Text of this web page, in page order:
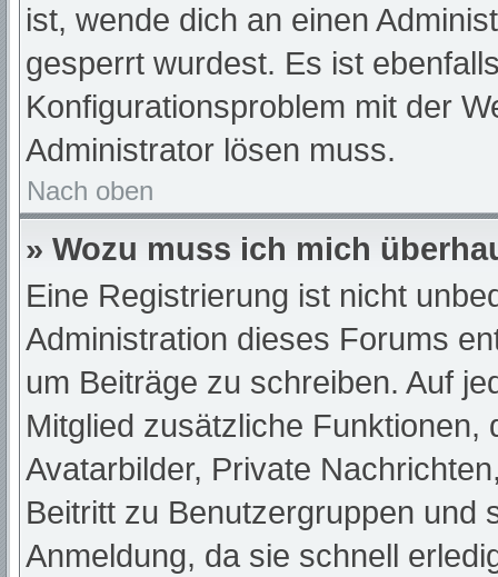
ist, wende dich an einen
gesperrt wurdest. Es ist
Konfigurationsproblem mit der
Administrator lösen muss.
Nach oben
» Wozu muss ich mich
Eine Registrierung ist nicht
Administration dieses Forums
um Beiträge zu schreiben. Auf
Mitglied zusätzliche
Avatarbilder, Private
Beitritt zu Benutzergruppen und
Anmeldung, da sie schnell